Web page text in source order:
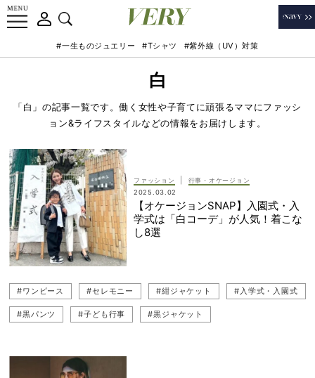
#一生ものジュエリー #Tシャツ #紫外線（UV）対策
白
「白」の記事一覧です。働く女性や子育てに頑張るママにファッシ
ョン&ライフスタイルなどの情報をお届けします。
ファッション
行事・オケージョン
2025.03.02
【オケージョンSNAP】入園式・入
学式は「白コーデ」が人気！着こな
し8選
#ワンピース #セレモニー #紺ジャケット #入学式・入園式
#黒パンツ #子ども行事 #黒ジャケット
#セレモニー服